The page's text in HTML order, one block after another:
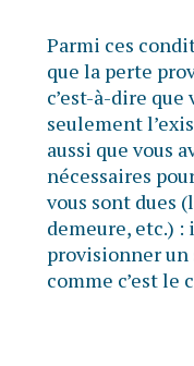
Parmi ces
que la perte
c’est-à-dire
seulement
aussi que vous
nécessaires
vous sont dues
demeure, etc.) :
provisionner
comme c’est le